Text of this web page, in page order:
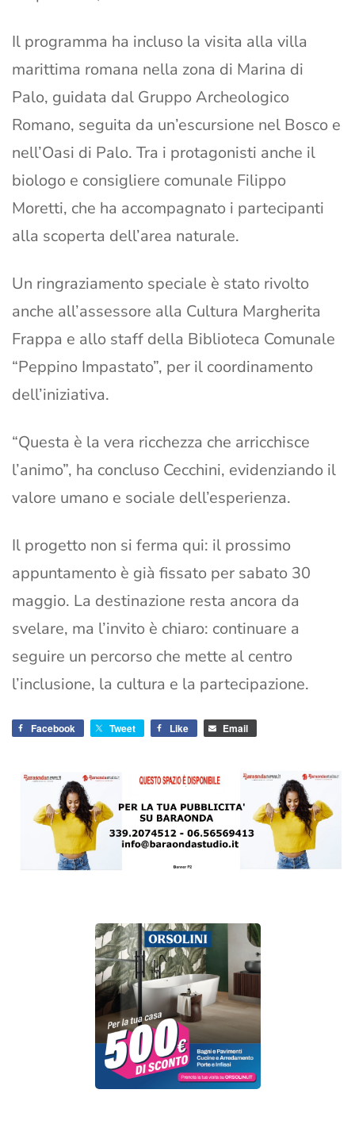
Il programma ha incluso la visita alla villa
marittima romana nella zona di Marina di
Palo, guidata dal Gruppo Archeologico
Romano, seguita da un’escursione nel Bosco e
nell’Oasi di Palo. Tra i protagonisti anche il
biologo e consigliere comunale Filippo
Moretti, che ha accompagnato i partecipanti
alla scoperta dell’area naturale.
Un ringraziamento speciale è stato rivolto
anche all’assessore alla Cultura Margherita
Frappa e allo staff della Biblioteca Comunale
“Peppino Impastato”, per il coordinamento
dell’iniziativa.
“Questa è la vera ricchezza che arricchisce
l’animo”, ha concluso Cecchini, evidenziando il
valore umano e sociale dell’esperienza.
Il progetto non si ferma qui: il prossimo
appuntamento è già fissato per sabato 30
maggio. La destinazione resta ancora da
svelare, ma l’invito è chiaro: continuare a
seguire un percorso che mette al centro
l’inclusione, la cultura e la partecipazione.
Facebook Tweet Like Email